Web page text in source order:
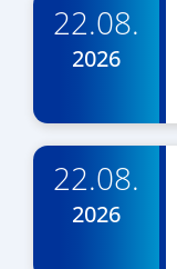
22.08.
2026
22.08.
2026